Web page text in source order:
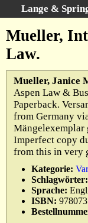
Lange &
Kategorien
Schlagwörter
Gesamtbestand
Warenkorb
Ankauf
AGB
Widerruf
Datenschutz
Impressum
Mueller,
Law.
Mueller, Janice
Aspen Law &
Paperback.
from Germany
Mängelexemplar
Imperfect copy
from this in very
Kategorie:
Schlagwörter:
Sprache:
ISBN: